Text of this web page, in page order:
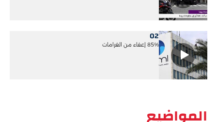
02
85% إعفاء من الغرامات
المواضيع